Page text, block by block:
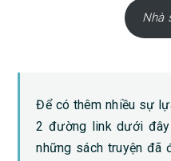
Nhà
Để có thêm nhiều sự
2 đường link dưới
những sách truyện đã